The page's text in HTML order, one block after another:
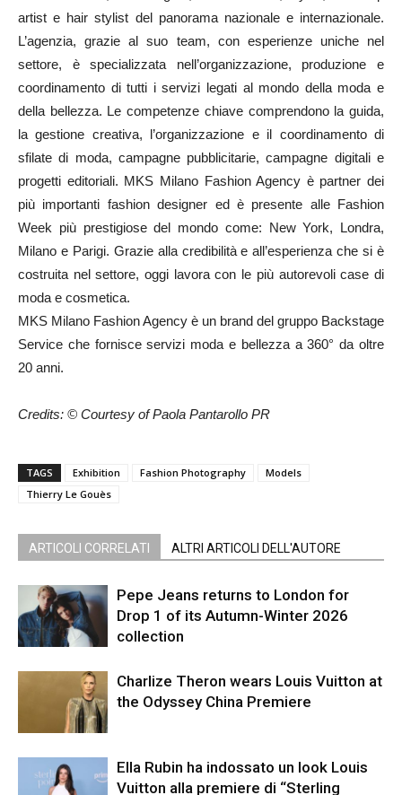
artist e hair stylist del panorama nazionale e internazionale.
L’agenzia, grazie al suo team, con esperienze uniche nel
settore, è specializzata nell’organizzazione, produzione e
coordinamento di tutti i servizi legati al mondo della moda e
della bellezza. Le competenze chiave comprendono la guida,
la gestione creativa, l’organizzazione e il coordinamento di
sfilate di moda, campagne pubblicitarie, campagne digitali e
progetti editoriali. MKS Milano Fashion Agency è partner dei
più importanti fashion designer ed è presente alle Fashion
Week più prestigiose del mondo come: New York, Londra,
Milano e Parigi. Grazie alla credibilità e all’esperienza che si è
costruita nel settore, oggi lavora con le più autorevoli case di
moda e cosmetica.
MKS Milano Fashion Agency è un brand del gruppo Backstage
Service che fornisce servizi moda e bellezza a 360° da oltre
20 anni.
Credits: © Courtesy of Paola Pantarollo PR
TAGS Exhibition Fashion Photography
Models
Thierry Le Gouès
ARTICOLI CORRELATI ALTRI ARTICOLI DELL'AUTORE
Pepe Jeans returns to London for
Drop 1 of its Autumn-Winter 2026
collection
Charlize Theron wears Louis Vuitton at
the Odyssey China Premiere
Ella Rubin ha indossato un look Louis
Vuitton alla premiere di “Sterling